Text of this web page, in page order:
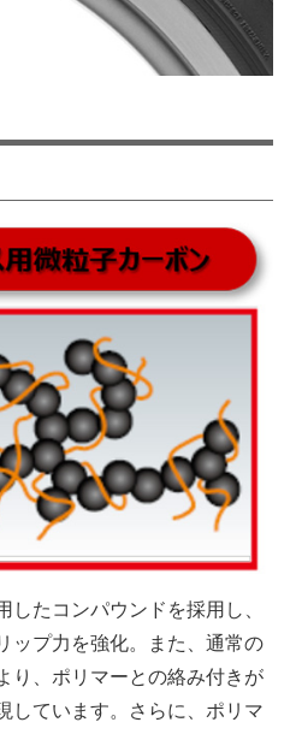
たコンパウンドを採用し、
ップ力を強化。また、通常の
り、ポリマーとの絡み付きが
しています。さらに、ポリマ